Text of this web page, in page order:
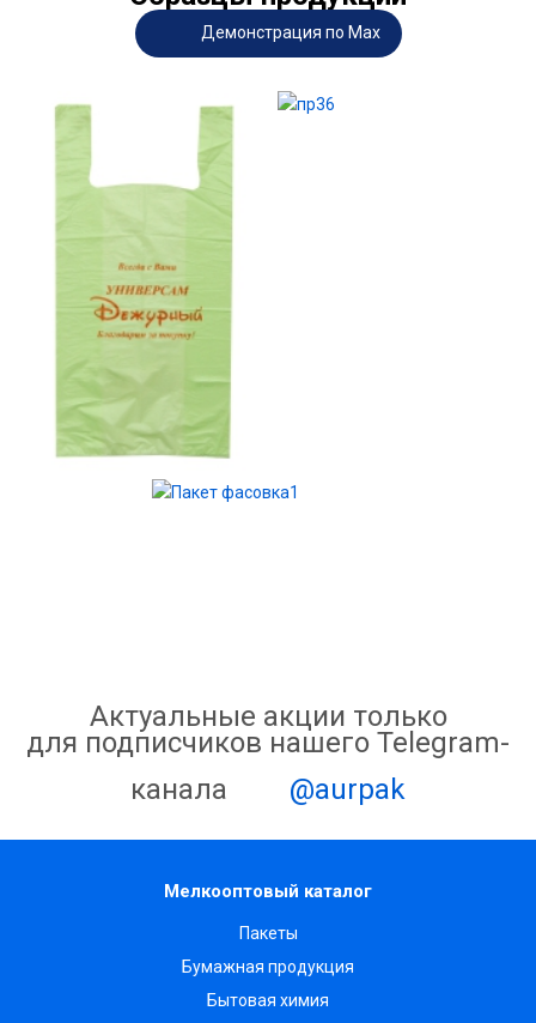
Демонстрация по Max
Актуальные акции только
для подписчиков нашего Telegram-
канала
@aurpak
Мелкооптовый каталог
Пакеты
Бумажная продукция
Бытовая химия